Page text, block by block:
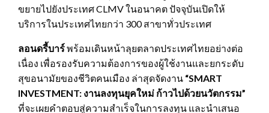
ขยายไปยังประเทศ CLMV ในอนาคต ปัจจุบันเปิดให้
บริการในประเทศไทยกว่า 300 สาขาทั่วประเทศ
ลอนดรี้บาร์พร้อมเดินหน้าลุยตลาดประเทศไทยอย่างต่อ
เนื่อง เพื่อรองรับความต้องการของผู้ใช้งานและยกระดับ
สุขอนามัยของชีวิตคนเมือง ล่าสุดจัดงาน “SMART
INVESTMENT: งานลงทุนยุคใหม่ ก้าวไปด้วยนวัตกรรม”
ที่จะเผยคำตอบสู่ความสำเร็จในการลงทุน และนำเสนอ